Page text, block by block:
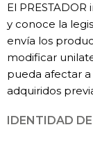
El
y conoce la
envía los
modificar
pueda afectar
adquiridos
IDENTIDAD